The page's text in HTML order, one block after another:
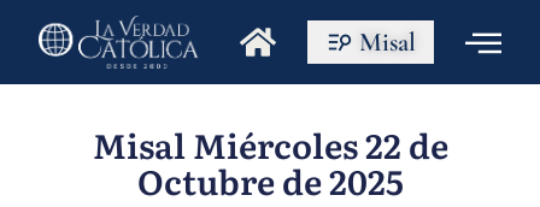
Misal
Misal Miércoles 22 de
Octubre de 2025